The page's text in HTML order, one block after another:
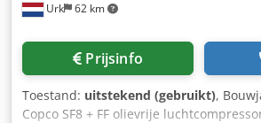
Urk 62 km
Prijsinfo
Toestand: uitstekend (gebruikt),
Copco SF8 + FF olievrije